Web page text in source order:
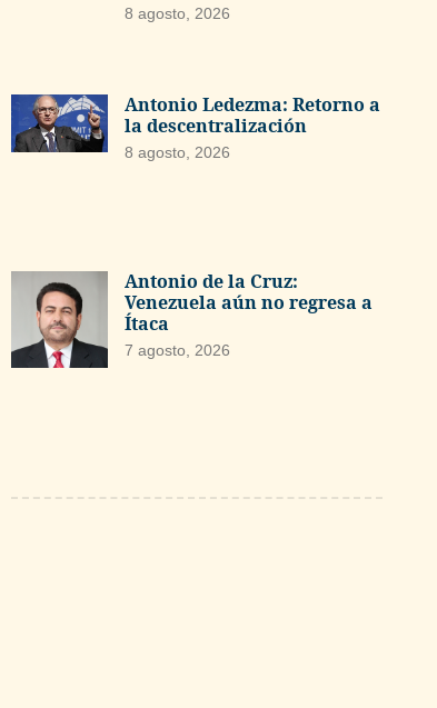
8 agosto, 2026
Antonio Ledezma: Retorno a
la descentralización
8 agosto, 2026
Antonio de la Cruz:
Venezuela aún no regresa a
Ítaca
7 agosto, 2026